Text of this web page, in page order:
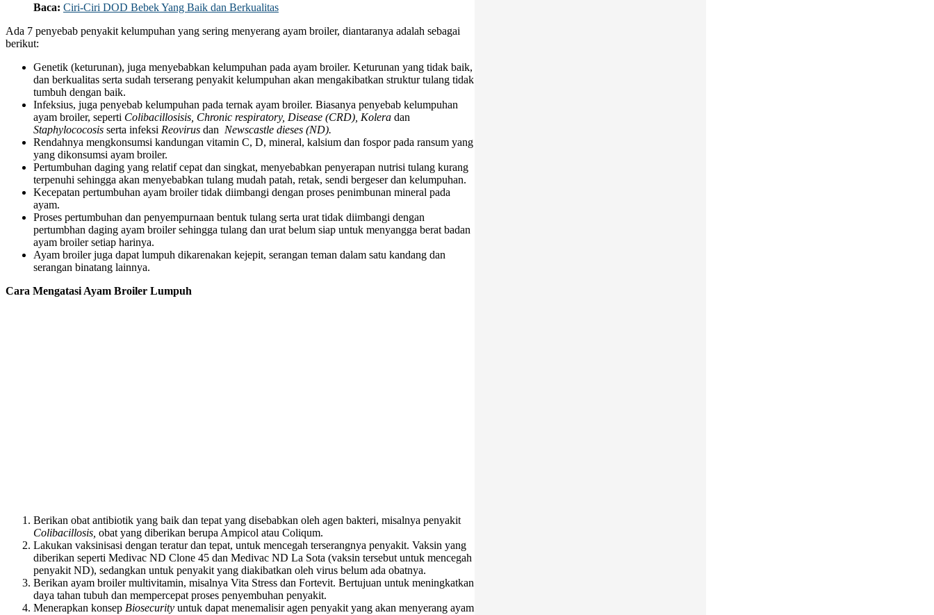
Baca: Ciri-Ciri DOD Bebek Yang Baik dan Berkualitas
Ada 7 penyebab penyakit kelumpuhan yang sering menyerang ayam broiler, diantaranya adalah sebagai
berikut:
Genetik (keturunan), juga menyebabkan kelumpuhan pada ayam broiler. Keturunan yang tidak baik,
dan berkualitas serta sudah terserang penyakit kelumpuhan akan mengakibatkan struktur tulang tidak
tumbuh dengan baik.
Infeksius, juga penyebab kelumpuhan pada ternak ayam broiler. Biasanya penyebab kelumpuhan
ayam broiler, seperti Colibacillosisis, Chronic respiratory, Disease (CRD), Kolera dan
Staphylococosis serta infeksi Reovirus dan Newscastle dieses (ND).
Rendahnya mengkonsumsi kandungan vitamin C, D, mineral, kalsium dan fospor pada ransum yang
yang dikonsumsi ayam broiler.
Pertumbuhan daging yang relatif cepat dan singkat, menyebabkan penyerapan nutrisi tulang kurang
terpenuhi sehingga akan menyebabkan tulang mudah patah, retak, sendi bergeser dan kelumpuhan.
Kecepatan pertumbuhan ayam broiler tidak diimbangi dengan proses penimbunan mineral pada
ayam.
Proses pertumbuhan dan penyempurnaan bentuk tulang serta urat tidak diimbangi dengan
pertumbhan daging ayam broiler sehingga tulang dan urat belum siap untuk menyangga berat badan
ayam broiler setiap harinya.
Ayam broiler juga dapat lumpuh dikarenakan kejepit, serangan teman dalam satu kandang dan
serangan binatang lainnya.
Cara Mengatasi Ayam Broiler Lumpuh
Berikan obat antibiotik yang baik dan tepat yang disebabkan oleh agen bakteri, misalnya penyakit
Colibacillosis, obat yang diberikan berupa Ampicol atau Coliqum.
Lakukan vaksinisasi dengan teratur dan tepat, untuk mencegah terserangnya penyakit. Vaksin yang
diberikan seperti Medivac ND Clone 45 dan Medivac ND La Sota (vaksin tersebut untuk mencegah
penyakit ND), sedangkan untuk penyakit yang diakibatkan oleh virus belum ada obatnya.
Berikan ayam broiler multivitamin, misalnya Vita Stress dan Fortevit. Bertujuan untuk meningkatkan
daya tahan tubuh dan mempercepat proses penyembuhan penyakit.
Menerapkan konsep Biosecurity untuk dapat menemalisir agen penyakit yang akan menyerang ayam